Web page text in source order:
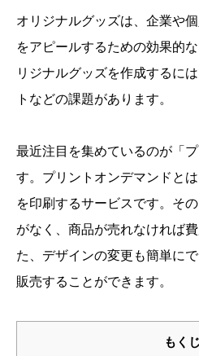
オリジナルグッズは、企業や
をアピールするための効果的
リジナルグッズを作成するに
トなどの課題があります。
最近注目を集めているのが「
す。プリントオンデマンドと
を印刷するサービスです。そ
がなく、商品が売れなければ
た、デザインの変更も簡単に
販売することができます。
もくじ